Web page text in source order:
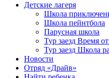
Детские лагеря
Школа
Школа пейнтбола
Парусная школа
Тур заезд Время
Тур заезд Школа
Новости
Отряд «Драйв»